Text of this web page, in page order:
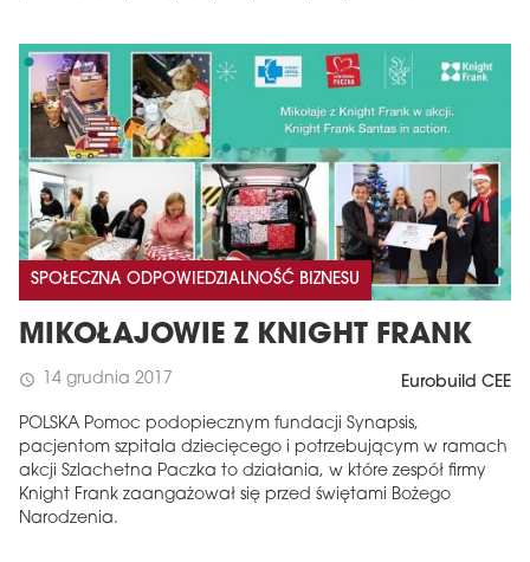
SPOŁECZNA ODPOWIEDZIALNOŚĆ BIZNESU
MIKOŁAJOWIE Z KNIGHT FRANK
schedule 14 grudnia 2017 Eurobuild CEE
POLSKA Pomoc podopiecznym fundacji Synapsis,
pacjentom szpitala dziecięcego i potrzebującym w ramach
akcji Szlachetna Paczka to działania, w które zespół firmy
Knight Frank zaangażował się przed świętami Bożego
Narodzenia.